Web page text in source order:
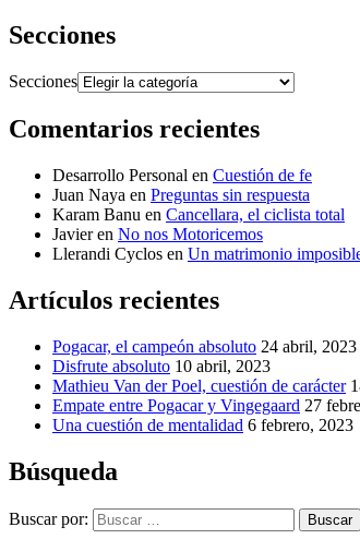
Secciones
Secciones
Comentarios recientes
Desarrollo Personal en Cuestión de fe
Juan Naya en Preguntas sin respuesta
Karam Banu en Cancellara, el ciclista total
Javieren No nos Motoricemos
Llerandi Cyclos en Un matrimonio
Artículos recientes
Pogacar, el campeón absoluto 24 abril, 2023
Disfrute absoluto 10 abril, 2023
Mathieu Van der Poel, cuestión de carácter
Empate entre Pogacar y Vingegaard 27
Una cuestión de mentalidad 6 febrero, 2023
Búsqueda
Buscar por: Buscar